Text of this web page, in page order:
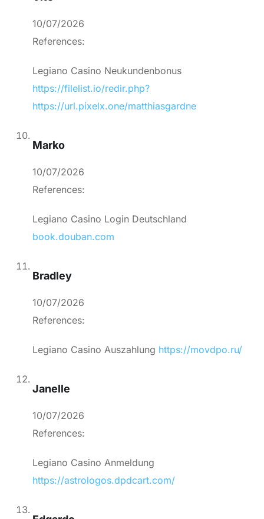
10/07/2026
References:
Legiano Casino Neukundenbonus
https://filelist.io/redir.php?
https://url.pixelx.one/matthiasgardne
Marko
10/07/2026
References:
Legiano Casino Login Deutschland
book.douban.com
Bradley
10/07/2026
References:
Legiano Casino Auszahlung https://movdpo.ru/
Janelle
10/07/2026
References:
Legiano Casino Anmeldung
https://astrologos.dpdcart.com/